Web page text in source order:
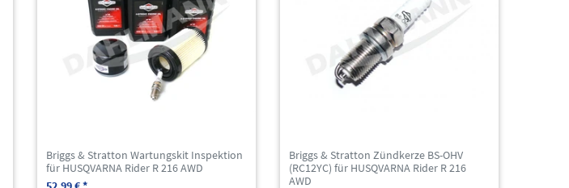
Briggs & Stratton Wartungskit Inspektion
für HUSQVARNA Rider R 216 AWD
Briggs & Stratton Zündkerze BS-OHV
(RC12YC) für HUSQVARNA Rider R 216
AWD